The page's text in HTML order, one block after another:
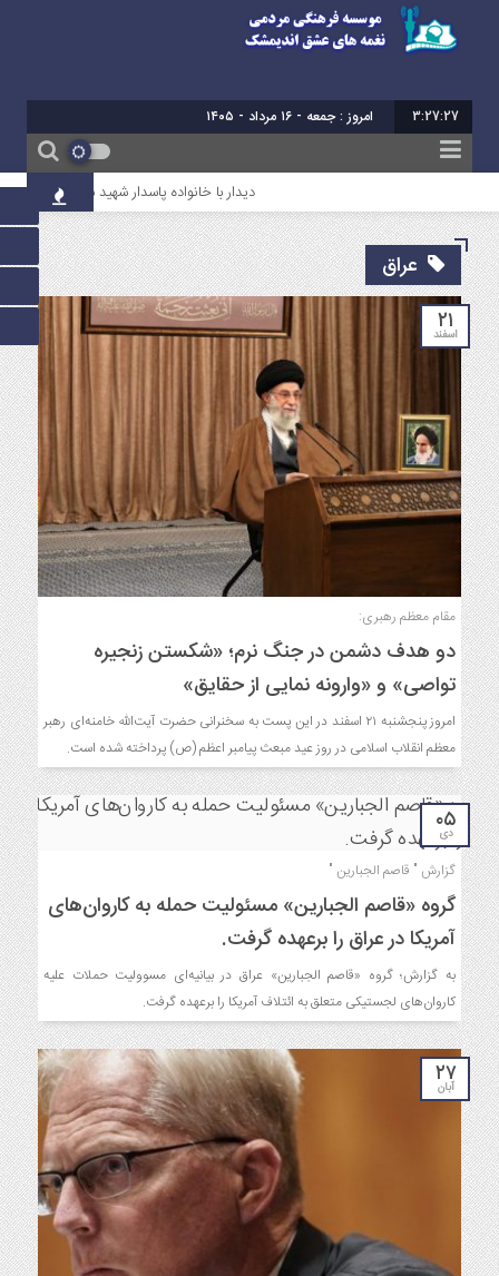
3:27:28 امروز : جمعه - ۱۶ مرداد - ۱۴۰۵
دیدار با خانواده پاسدار شهید سروش میرعالی
عراق
۲۱
اسفند
مقام معظم رهبری:
دو هدف دشمن در جنگ نرم؛ «شکستن زنجیره
تواصی» و «وارونه نمایی از حقایق»
امروز پنجشنبه ۲۱ اسفند در این پست به سخنرانی حضرت آیت‌الله خامنه‌ای رهبر
معظم انقلاب اسلامی در روز عید مبعث پیامبر اعظم (ص) پرداخته شده است.
۰۵
دی
گزارش " قاصم الجبارین "
گروه «قاصم الجبارین» مسئولیت حمله به کاروان‌های
آمریکا در عراق را برعهده گرفت.
به گزارش؛ گروه «قاصم الجبارین» عراق در بیانیه‌ای مسوولیت حملات علیه
کاروان‌های لجستیکی متعلق به ائتلاف آمریکا را برعهده گرفت.
۲۷
آبان